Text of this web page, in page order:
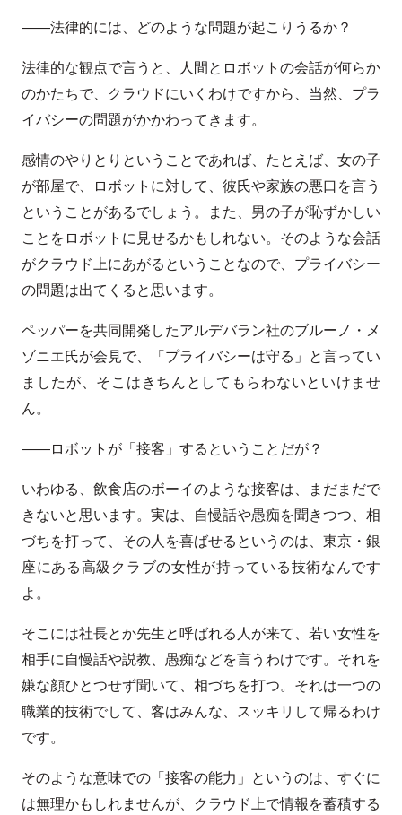
――法律的には、どのような問題が起こりうるか？
法律的な観点で言うと、人間とロボットの会話が何らか
のかたちで、クラウドにいくわけですから、当然、プラ
イバシーの問題がかかわってきます。
感情のやりとりということであれば、たとえば、女の子
が部屋で、ロボットに対して、彼氏や家族の悪口を言う
ということがあるでしょう。また、男の子が恥ずかしい
ことをロボットに見せるかもしれない。そのような会話
がクラウド上にあがるということなので、プライバシー
の問題は出てくると思います。
ペッパーを共同開発したアルデバラン社のブルーノ・メ
ゾニエ氏が会見で、「プライバシーは守る」と言ってい
ましたが、そこはきちんとしてもらわないといけませ
ん。
――ロボットが「接客」するということだが？
いわゆる、飲食店のボーイのような接客は、まだまだで
きないと思います。実は、自慢話や愚痴を聞きつつ、相
づちを打って、その人を喜ばせるというのは、東京・銀
座にある高級クラブの女性が持っている技術なんです
よ。
そこには社長とか先生と呼ばれる人が来て、若い女性を
相手に自慢話や説教、愚痴などを言うわけです。それを
嫌な顔ひとつせず聞いて、相づちを打つ。それは一つの
職業的技術でして、客はみんな、スッキリして帰るわけ
です。
そのような意味での「接客の能力」というのは、すぐに
は無理かもしれませんが、クラウド上で情報を蓄積する